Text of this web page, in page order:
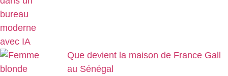
Que devient la maison de France Gall
au Sénégal